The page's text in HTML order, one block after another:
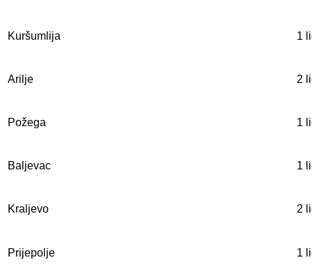
Kuršumlija 1
Arilje 2
Požega 1
Baljevac 1
Kraljevo 2
Prijepolje 1